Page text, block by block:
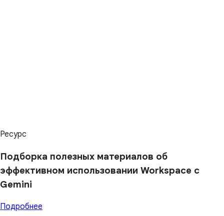
Ресурс
Подборка полезных материалов об
эффективном использовании Workspace с
Gemini
Подробнее